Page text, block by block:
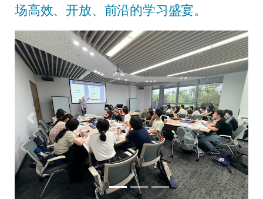
场高效、开放、前沿的学习盛宴。
Previous Next